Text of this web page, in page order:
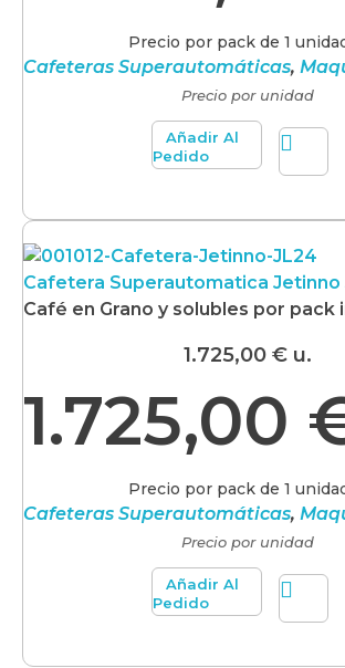
Precio por pack de 1
Cafeteras Superautomáticas,
Precio por unidad
Añadir Al
Pedido
Cafetera Superautomatica Jetinno
Café en Grano y solubles por pack
1.725,00 € u.
1.725,00
Precio por pack de 1
Cafeteras Superautomáticas,
Precio por unidad
Añadir Al
Pedido